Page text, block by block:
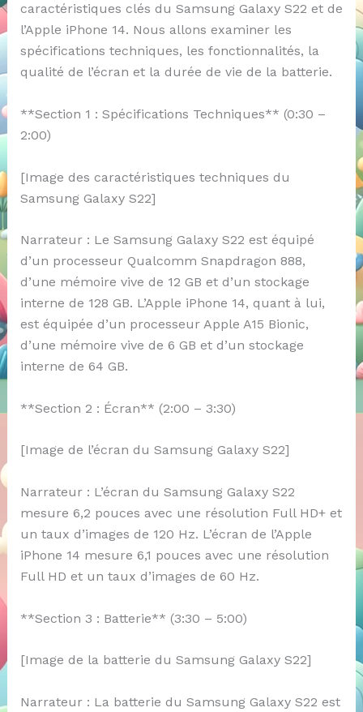
caractéristiques clés du Samsung Galaxy S22 et de
l’Apple iPhone 14. Nous allons examiner les
spécifications techniques, les fonctionnalités, la
qualité de l’écran et la durée de vie de la batterie.
**Section 1 : Spécifications Techniques** (0:30 –
2:00)
[Image des caractéristiques techniques du
Samsung Galaxy S22]
Narrateur : Le Samsung Galaxy S22 est équipé
d’un processeur Qualcomm Snapdragon 888,
d’une mémoire vive de 12 GB et d’un stockage
interne de 128 GB. L’Apple iPhone 14, quant à lui,
est équipée d’un processeur Apple A15 Bionic,
d’une mémoire vive de 6 GB et d’un stockage
interne de 64 GB.
**Section 2 : Écran** (2:00 – 3:30)
[Image de l’écran du Samsung Galaxy S22]
Narrateur : L’écran du Samsung Galaxy S22
mesure 6,2 pouces avec une résolution Full HD+ et
un taux d’images de 120 Hz. L’écran de l’Apple
iPhone 14 mesure 6,1 pouces avec une résolution
Full HD et un taux d’images de 60 Hz.
**Section 3 : Batterie** (3:30 – 5:00)
[Image de la batterie du Samsung Galaxy S22]
Narrateur : La batterie du Samsung Galaxy S22 est